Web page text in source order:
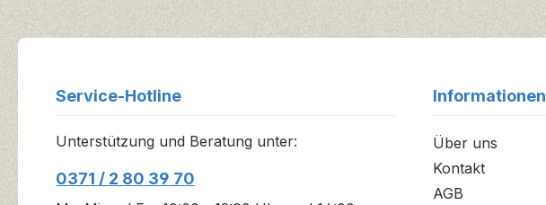
Service-Hotline
Unterstützung und Beratung unter:
0371 / 2 80 39 70
Informationen
Über uns
Kontakt
AGB